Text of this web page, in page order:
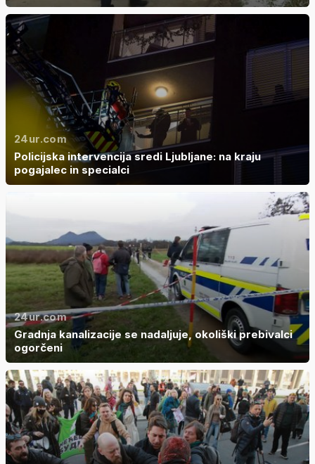
24ur.com
Policijska intervencija sredi Ljubljane: na kraju
pogajalec in specialci
24ur.com
Gradnja kanalizacije se nadaljuje, okoliški prebivalci
ogorčeni